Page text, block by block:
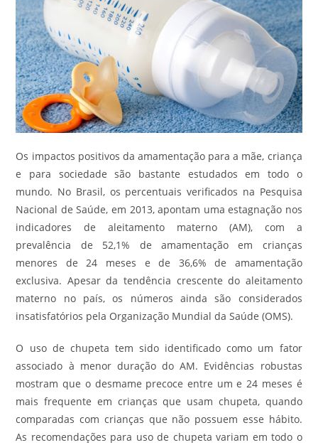
Os impactos positivos da amamentação para a mãe, criança
e para sociedade são bastante estudados em todo o
mundo. No Brasil, os percentuais verificados na Pesquisa
Nacional de Saúde, em 2013, apontam uma estagnação nos
indicadores de aleitamento materno (AM), com a
prevalência de 52,1% de amamentação em crianças
menores de 24 meses e de 36,6% de amamentação
exclusiva. Apesar da tendência crescente do aleitamento
materno no país, os números ainda são considerados
insatisfatórios pela Organização Mundial da Saúde (OMS).
O uso de chupeta tem sido identificado como um fator
associado à menor duração do AM. Evidências robustas
mostram que o desmame precoce entre um e 24 meses é
mais frequente em crianças que usam chupeta, quando
comparadas com crianças que não possuem esse hábito.
As recomendações para uso de chupeta variam em todo o